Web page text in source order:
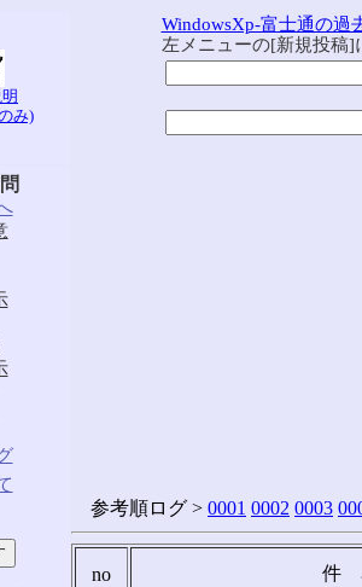
み)
WindowsXp-富士通の過
左メニューの[新規投稿]
参考順ログ > 0001 0002 0003
no 件